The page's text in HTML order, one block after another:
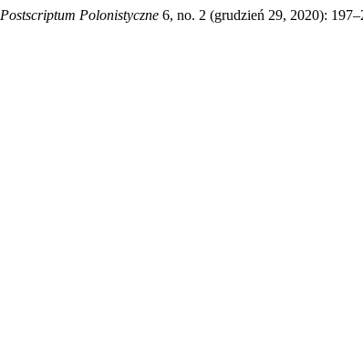
Postscriptum Polonistyczne 6, no. 2 (grudzień 29, 2020):